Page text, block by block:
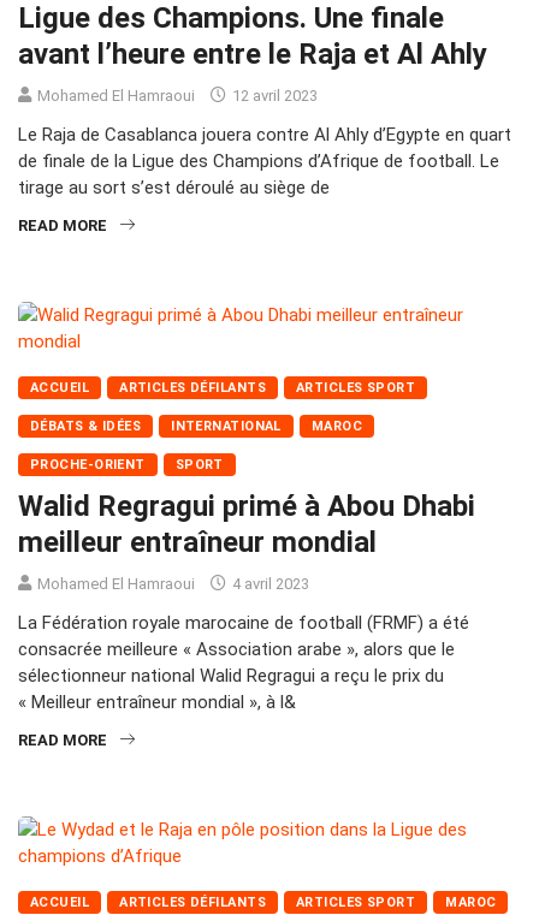
Ligue des Champions. Une finale
avant l’heure entre le Raja et Al Ahly
Mohamed El Hamraoui 12 avril 2023
Le Raja de Casablanca jouera contre Al Ahly d’Egypte en quart
de finale de la Ligue des Champions d’Afrique de football. Le
tirage au sort s’est déroulé au siège de
READ MORE
ACCUEIL ARTICLES DÉFILANTS ARTICLES SPORT
DÉBATS & IDÉES INTERNATIONAL MAROC
PROCHE-ORIENT SPORT
Walid Regragui primé à Abou Dhabi
meilleur entraîneur mondial
Mohamed El Hamraoui 4 avril 2023
La Fédération royale marocaine de football (FRMF) a été
consacrée meilleure « Association arabe », alors que le
sélectionneur national Walid Regragui a reçu le prix du
« Meilleur entraîneur mondial », à l&
READ MORE
ACCUEIL ARTICLES DÉFILANTS ARTICLES SPORT MAROC